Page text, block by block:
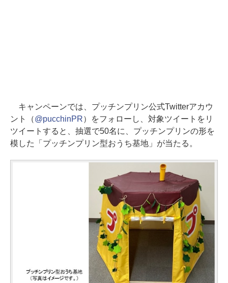
キャンペーンでは、プッチンプリン公式Twitterアカウ
ント（@pucchinPR）をフォローし、対象ツイートをリ
ツイートすると、抽選で50名に、プッチンプリンの形を
模した「プッチンプリン型おうち基地」が当たる。